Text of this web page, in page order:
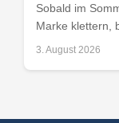
Sobald im
Marke klettern,
3. August 2026